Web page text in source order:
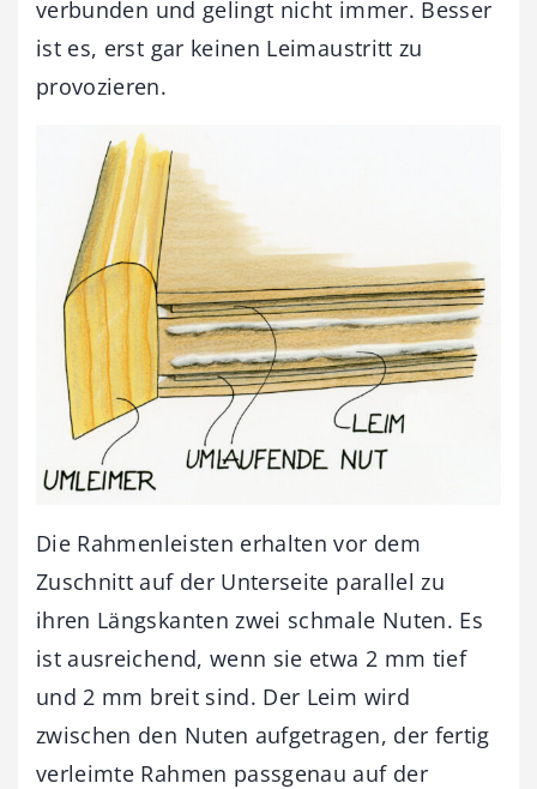
verbunden und gelingt nicht immer. Besser
ist es, erst gar keinen Leimaustritt zu
provozieren.
Die Rahmenleisten erhalten vor dem
Zuschnitt auf der Unterseite parallel zu
ihren Längskanten zwei schmale Nuten. Es
ist ausreichend, wenn sie etwa 2 mm tief
und 2 mm breit sind. Der Leim wird
zwischen den Nuten aufgetragen, der fertig
verleimte Rahmen passgenau auf der